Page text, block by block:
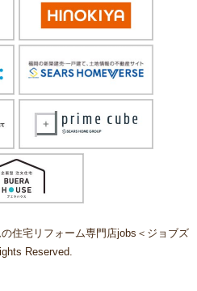
住宅リフォーム専門店jobs＜ジョブズ
Reserved.